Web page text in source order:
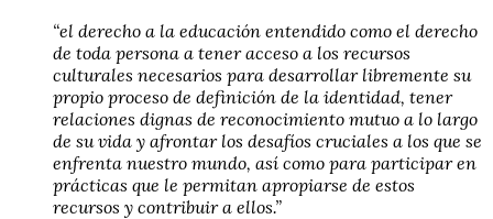
“el derecho a la educación entendido como el derecho
de toda persona a tener acceso a los recursos
culturales necesarios para desarrollar libremente su
propio proceso de definición de la identidad, tener
relaciones dignas de reconocimiento mutuo a lo largo
de su vida y afrontar los desafíos cruciales a los que se
enfrenta nuestro mundo, así como para participar en
prácticas que le permitan apropiarse de estos
recursos y contribuir a ellos.”